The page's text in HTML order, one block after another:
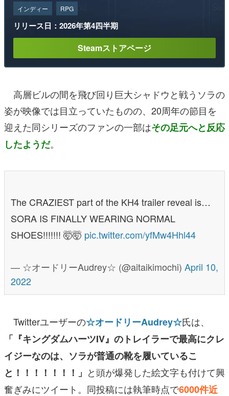
インディー RPG
リリース日：2026年第4四半期
Steamストアページ
高層ビルの間を飛び回り巨大シャドウと戦うソラの
姿が映像では目立っていたものの、20周年の節目を
迎えた同シリーズのファンの一部はその足元へと反応
したようだ。
The CRAZIEST part of the KH4 trailer reveal is…
SORA IS FINALLY WEARING NORMAL
SHOES!!!!!!! 🤯🤯 pic.twitter.com/yfMw4Hhl44
— ☆オードリーAudrey☆ (@aitaikimochi) April 10,
2022
Twitterユーザーの☆オードリーAudrey☆氏は、
「『キングダムハーツIV』のトレイラーで最高にクレ
イジーなのは、ソラが普通の靴を履いているこ
と！！！！！！！」 と頭が爆発した絵文字も付けて興
奮ぎみにツイート。同投稿には執筆時点で6000件近